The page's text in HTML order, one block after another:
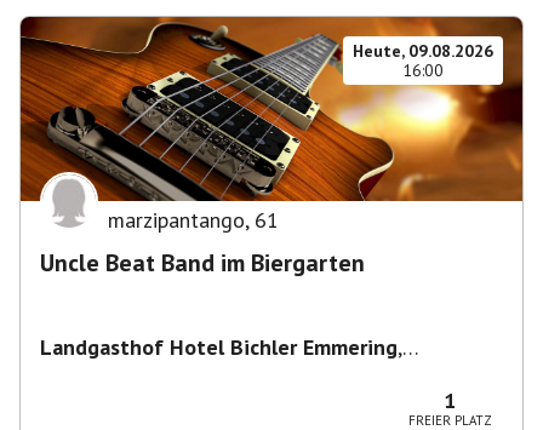
Heute, 09.08.2026
16:00
marzipantango, 61
Uncle Beat Band im Biergarten
Landgasthof Hotel Bichler Emmering,
1
FREIER PLATZ